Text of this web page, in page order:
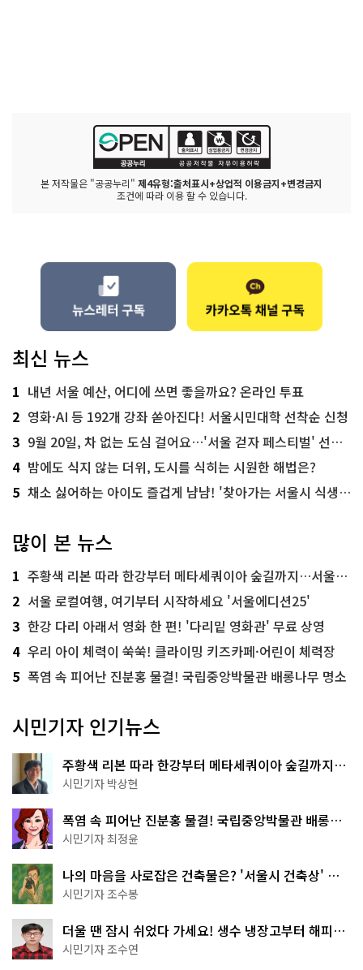
본 저작물은 "공공누리" 제4유형:출처표시+상업적 이용금지+변경금지
조건에 따라 이용 할 수 있습니다.
최신 뉴스
1 내년 서울 예산, 어디에 쓰면 좋을까요? 온라인 투표
2 영화·AI 등 192개 강좌 쏟아진다! 서울시민대학 선착순 신청
3 9월 20일, 차 없는 도심 걸어요…'서울 걷자 페스티벌' 선착순 5천명
4 밤에도 식지 않는 더위, 도시를 식히는 시원한 해법은?
5 채소 싫어하는 아이도 즐겁게 냠냠! '찾아가는 서울시 식생활 교육' 현장
많이 본 뉴스
1 주황색 리본 따라 한강부터 메타세쿼이아 숲길까지…서울둘레길 15코스
2 서울 로컬여행, 여기부터 시작하세요 '서울에디션25'
3 한강 다리 아래서 영화 한 편! '다리밑 영화관' 무료 상영
4 우리 아이 체력이 쑥쑥! 클라이밍 키즈카페·어린이 체력장
5 폭염 속 피어난 진분홍 물결! 국립중앙박물관 배롱나무 명소
시민기자 인기뉴스
주황색 리본 따라 한강부터 메타세쿼이아 숲길까지…
서울둘레길 15코스
시민기자 박상현
폭염 속 피어난 진분홍 물결! 국립중앙박물관 배롱나
무 명소
시민기자 최정윤
나의 마음을 사로잡은 건축물은? '서울시 건축상' 수
상작 공개!
시민기자 조수봉
더울 땐 잠시 쉬었다 가세요! 생수 냉장고부터 해피소
·무더위쉼터까지
시민기자 조수연